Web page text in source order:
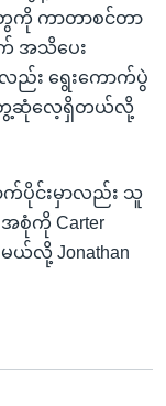
ကို ကာတာစင်တာ
အသိပေး
လည်း ရွေးကောက်ပွဲ
တွေ့ဆုံလေ့ရှိတယ်လို့
က်ပိုင်းမှာလည်း သူ
ကို Carter
ယ်လို့ Jonathan